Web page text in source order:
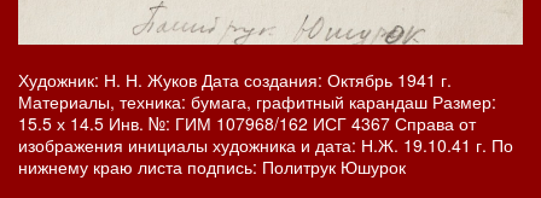
Художник: Н. Н. Жуков Дата создания: Октябрь 1941 г.
Материалы, техника: бумага, графитный карандаш Размер:
15.5 х 14.5 Инв. №: ГИМ 107968/162 ИСГ 4367 Справа от
изображения инициалы художника и дата: Н.Ж. 19.10.41 г. По
нижнему краю листа подпись: Политрук Юшурок